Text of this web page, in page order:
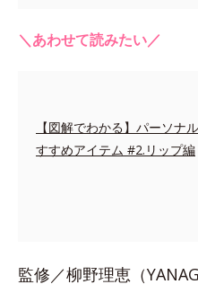
＼あわせて読みたい／
【図解でわかる】パーソナ
すすめアイテム #2.リップ編
監修／柳野理恵（